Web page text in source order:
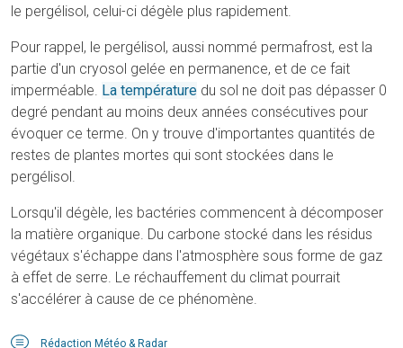
le pergélisol, celui-ci dégèle plus rapidement.
Pour rappel, le pergélisol, aussi nommé permafrost, est la
partie d'un cryosol gelée en permanence, et de ce fait
imperméable. La température du sol ne doit pas dépasser 0
degré pendant au moins deux années consécutives pour
évoquer ce terme. On y trouve d'importantes quantités de
restes de plantes mortes qui sont stockées dans le
pergélisol.
Lorsqu'il dégèle, les bactéries commencent à décomposer
la matière organique. Du carbone stocké dans les résidus
végétaux s'échappe dans l'atmosphère sous forme de gaz
à effet de serre. Le réchauffement du climat pourrait
s'accélérer à cause de ce phénomène.
Rédaction Météo & Radar